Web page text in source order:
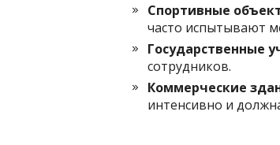
Спортивные
часто испытывают
Государственные
сотрудников.
Коммерческие
интенсивно и